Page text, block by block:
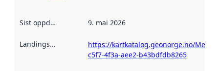
Sist oppdatert 9. mai 2026
Landingsside
https://kartkatalog.geonorge.no/
c5f7-4f3a-aee2-b43bdfdb8265